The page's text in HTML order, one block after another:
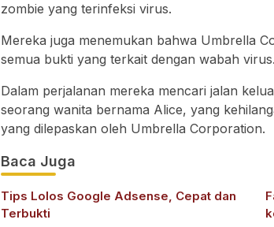
zombie yang terinfeksi virus.
Mereka juga menemukan bahwa Umbrella
semua bukti yang terkait dengan wabah virus.
Dalam perjalanan mereka mencari jalan
seorang wanita bernama Alice, yang
yang dilepaskan oleh Umbrella Corporation.
Baca Juga
Tips Lolos Google Adsense, Cepat dan
Terbukti